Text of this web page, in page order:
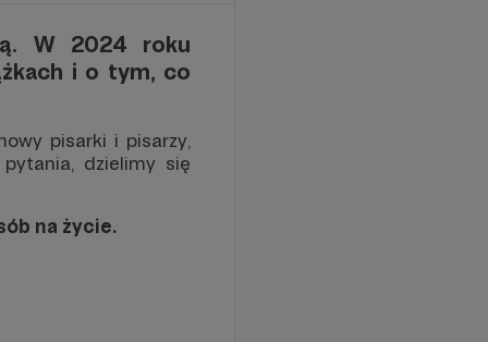
W 2024 roku
i o tym, co
pisarki i pisarzy,
dzielimy się
na życie.